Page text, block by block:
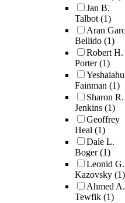
Jan B.
Talbot(1)
Aran
Bellido (1)
Robert H.
Porter(1)
Yeshaiahu
Fainman (1)
Sharon R.
Jenkins (1)
Geoffrey
Heal (1)
Dale L.
Boger(1)
Leonid G.
Kazovsky (1)
Ahmed A.
Tewfik (1)